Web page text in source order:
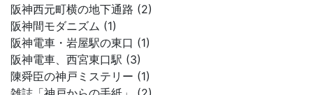
阪神西元町横の地下通路 (2)
阪神間モダニズム (1)
阪神電車・岩屋駅の東口 (1)
阪神電車、西宮東口駅 (3)
陳舜臣の神戸ミステリー (1)